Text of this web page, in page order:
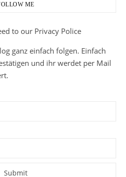
ME
to our Privacy Police
ganz einfach folgen. Einfach
und ihr werdet per Mail